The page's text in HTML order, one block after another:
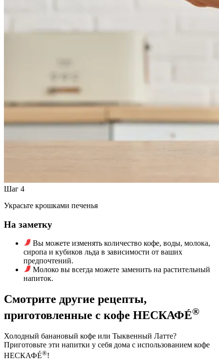
Шаг 4
Украсьте крошками печенья
На заметку
Вы можете изменять количество кофе, воды, молока,
сиропа и кубиков льда в зависимости от ваших
предпочтений.
Молоко вы всегда можете заменить на растительный
напиток.
Смотрите другие рецепты,
приготовленные с кофе НЕСКАФÉ®
Холодный банановый кофе или Тыквенный Латте?
Приготовьте эти напитки у себя дома с использованием кофе
НЕСКАФÉ®!